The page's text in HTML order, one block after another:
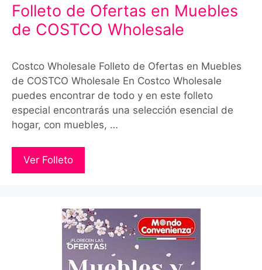
Folleto de Ofertas en Muebles
de COSTCO Wholesale
Costco Wholesale Folleto de Ofertas en Muebles
de COSTCO Wholesale En Costco Wholesale
puedes encontrar de todo y en este folleto
especial encontrarás una selección esencial de
hogar, con muebles, …
Ver Folleto